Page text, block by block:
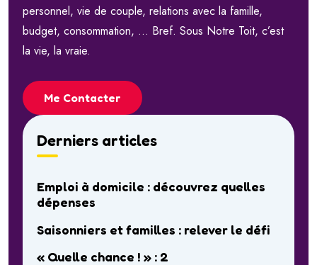
personnel, vie de couple, relations avec la famille,
budget, consommation, … Bref. Sous Notre Toit, c’est
la vie, la vraie.
Me Contacter
Derniers articles
Emploi à domicile : découvrez quelles
dépenses
Saisonniers et familles : relever le défi
« Quelle chance ! » : 2